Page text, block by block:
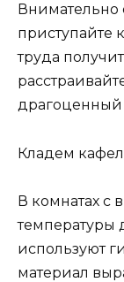
приступайте
труда
драгоценный
Кладем
В комнатах с
температуры
используют
материал